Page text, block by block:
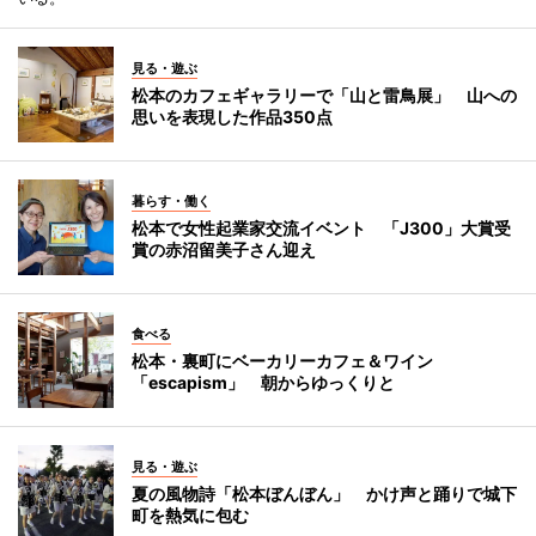
見る・遊ぶ
松本のカフェギャラリーで「山と雷鳥展」 山への
思いを表現した作品350点
暮らす・働く
松本で女性起業家交流イベント 「J300」大賞受
賞の赤沼留美子さん迎え
食べる
松本・裏町にベーカリーカフェ＆ワイン
「escapism」 朝からゆっくりと
見る・遊ぶ
夏の風物詩「松本ぼんぼん」 かけ声と踊りで城下
町を熱気に包む